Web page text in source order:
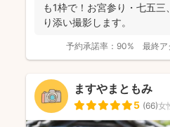
も1枠で！お宮参り・七五
り添い撮影します。
予約承諾率： 90% 最終ア
ますやまともみ
5 (66)女